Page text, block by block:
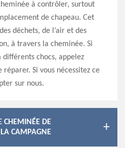
à contrôler, surtout
de chapeau. Cet
déchets, de l’air et des
à travers la cheminée. Si
chocs, appelez
réparer. Si vous nécessitez ce
sur nous.
CHEMINÉE DE
CAMPAGNE